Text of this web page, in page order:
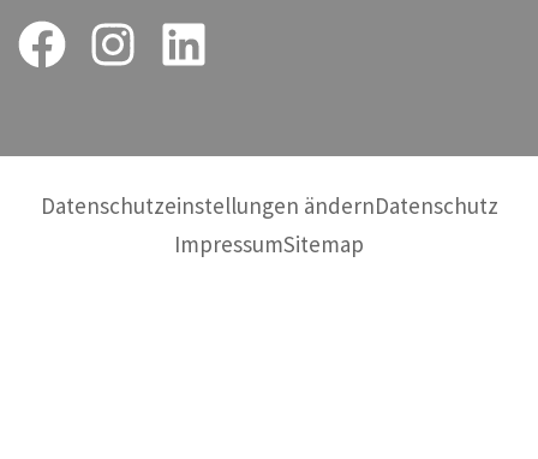
Datenschutzeinstellungen ändernDatenschutz
ImpressumSitemap